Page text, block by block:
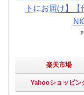
トにお届け】【
楽天市場
Yahooショッピン